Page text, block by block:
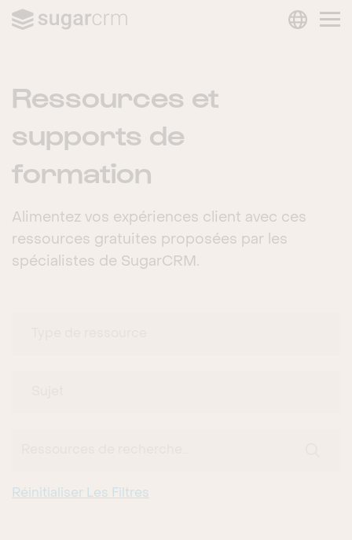
Ressources et
supports de
formation
Alimentez vos expériences client avec ces
ressources gratuites proposées par les
spécialistes de SugarCRM.
Réinitialiser Les Filtres